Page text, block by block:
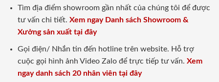
Tìm địa điểm showroom gần nhất của chúng tôi để được
tư vấn chi tiết. Xem ngay Danh sách Showroom &
Xưởng sản xuất tại đây
Gọi điện/ Nhắn tin đến hotline trên website. Hỗ trợ
cuộc gọi hình ảnh Video Zalo để trực tiếp tư vấn. Xem
ngay danh sách 20 nhân viên tại đây